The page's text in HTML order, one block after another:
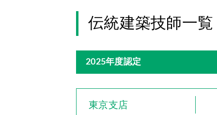
伝統建築技師一覧
2025年度認定
東京支店